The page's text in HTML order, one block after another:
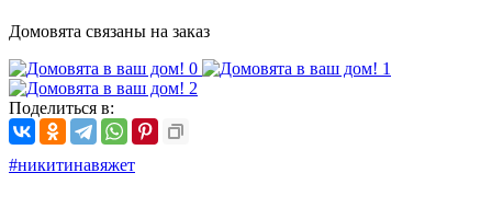
Домовята связаны на заказ
Поделиться в:
#никитинавяжет